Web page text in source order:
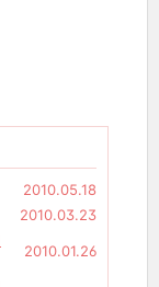
2010.05.18
2010.03.23
2010.01.26